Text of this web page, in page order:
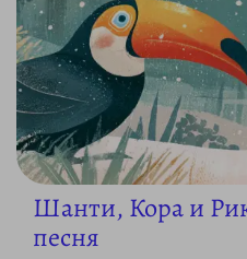
Шанти, Кора и
песня